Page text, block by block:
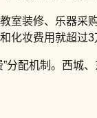
教室装修、乐器采
妆费用就超过3
”分配机制。西城